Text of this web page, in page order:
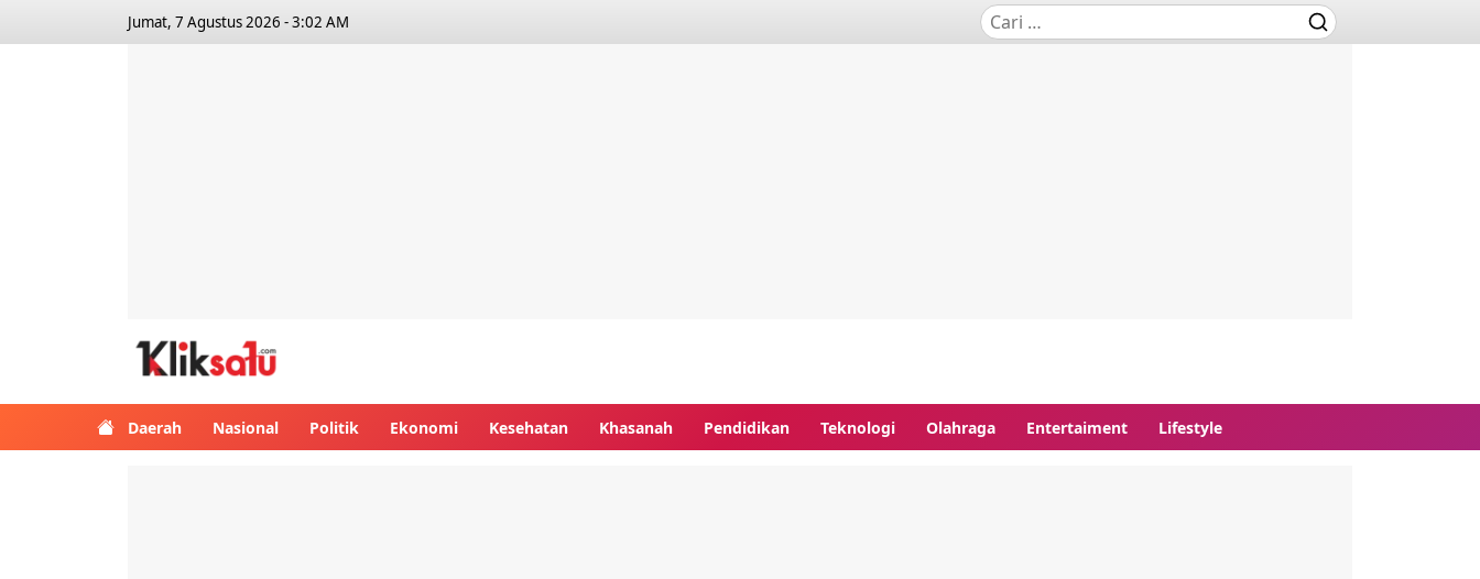
Jumat, 7 Agustus 2026 - 3:02 AM
Daerah Nasional Politik Ekonomi Kesehatan Khasanah Pendidikan Teknologi Olahraga Entertaiment Lifestyle